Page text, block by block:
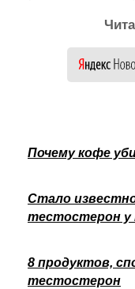
Почему кофе
Стало
тестостерон у
8 продуктов,
тестостерон